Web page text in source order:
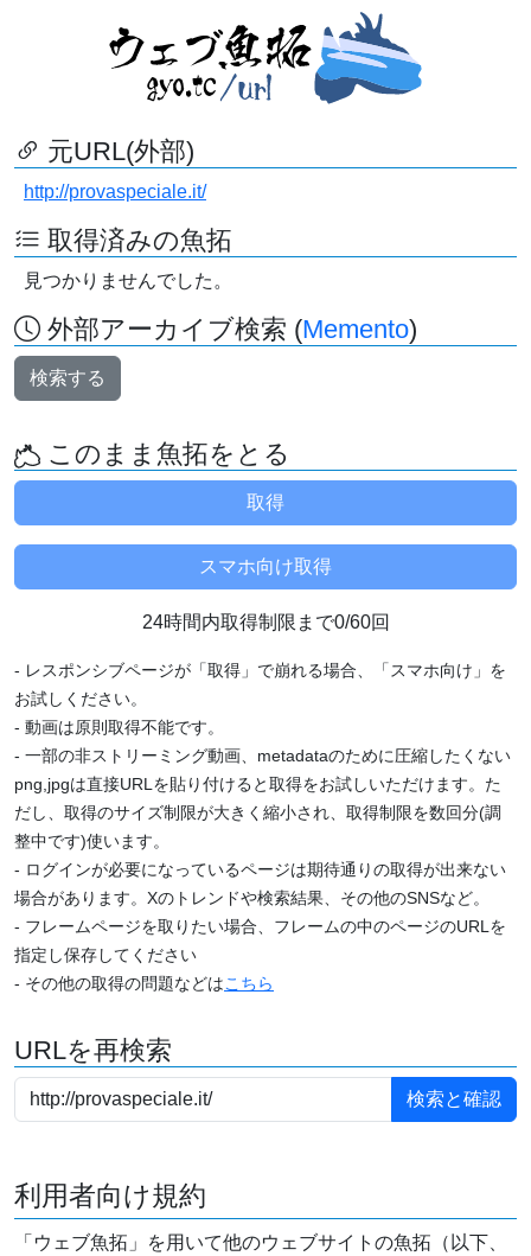
元URL(外部)
http://provaspeciale.it/
取得済みの魚拓
見つかりませんでした。
外部アーカイブ検索 (Memento)
検索する
このまま魚拓をとる
24時間内取得制限まで0/60回
- レスポンシブページが「取得」で崩れる場合、「スマホ向け」を
お試しください。
- 動画は原則取得不能です。
- 一部の非ストリーミング動画、metadataのために圧縮したくない
png,jpgは直接URLを貼り付けると取得をお試しいただけます。た
だし、取得のサイズ制限が大きく縮小され、取得制限を数回分(調
整中です)使います。
- ログインが必要になっているページは期待通りの取得が出来ない
場合があります。Xのトレンドや検索結果、その他のSNSなど。
- フレームページを取りたい場合、フレームの中のページのURLを
指定し保存してください
- その他の取得の問題などはこちら
URLを再検索
利用者向け規約
「ウェブ魚拓」を用いて他のウェブサイトの魚拓（以下、